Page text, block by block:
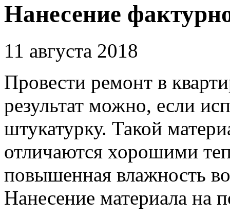
Нанесение
11 августа 2018
Провести ремонт в
результат можно, если
штукатурку. Такой
отличаются хорошими
повышенная влажность
Нанесение материала на